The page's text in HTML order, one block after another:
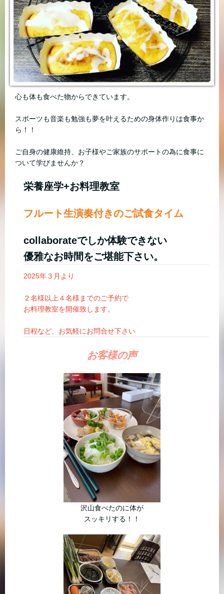
心も体も食べた物からできています。
スポーツも音楽も勉強も夢を叶えるための身体作りは食事か
ら！！
ご自身の健康維持、お子様やご家族のサポートの為に食事に
ついて学びませんか？
栄養座学+お料理教室
フルート生演奏付きのご試食タイム
collaborateでしか体験できない
優雅なお時間をご堪能下さい。
2025年３月より
２名様以上４名様までのご予約で
お料理教室を開催致します。
日程など、お気軽にお問合せ下さい
お客様の声
沢山食べたのに体が
スッキリする！！